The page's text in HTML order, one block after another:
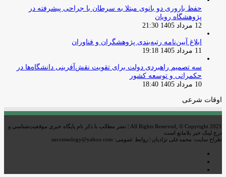
حفظ باروری دو بانوی مبتلا به سرطان با جراحی پیشرفته در
پژوهشگاه رویان
12 مرداد 1405 21:30
ابلاغ آیین‌نامه رتبه‌بندی پژوهشگران و فناوران
11 مرداد 1405 19:18
سه تصمیم راهبردی دولت برای تقویت نقش‌آفرینی دانشگاه‌ها در
حکمرانی و توسعه کشور
10 مرداد 1405 18:40
اوقات شرعی
All Rights Reserved, © Copyright 2021 | نشر مطالب با ذکر نام پایگاه خبری موفقیت‌شناسی و
درج لینک خبر بلامانع است
طراح سایت: محمدعلی نژادیان | روابط عمومی: successology@yahoo.com